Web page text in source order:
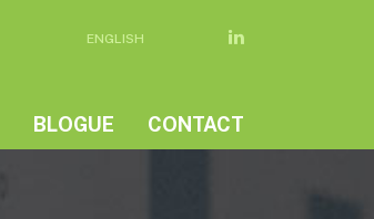
ENGLISH
BLOGUE CONTACT